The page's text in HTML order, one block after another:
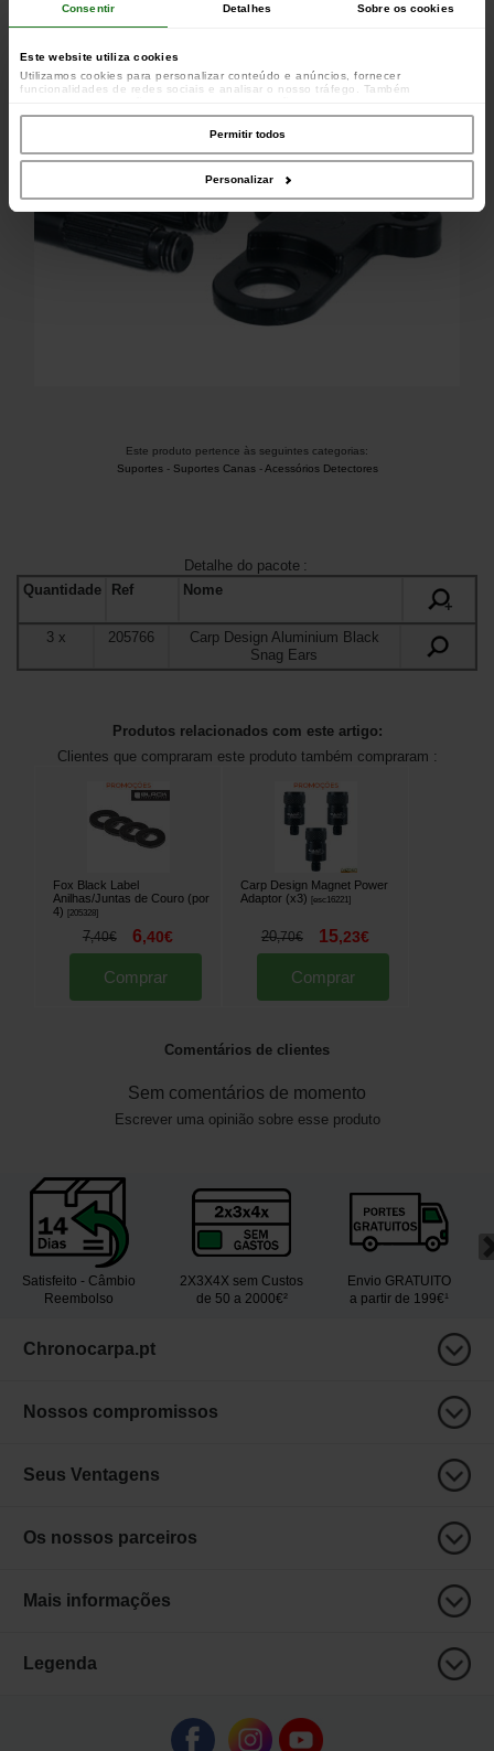
Consentir Detalhes Sobre os cookies
Este website utiliza cookies
Utilizamos cookies para personalizar conteúdo e anúncios, fornecer
funcionalidades de redes sociais e analisar o nosso tráfego. Também
parceiros de redes sociais, de publicidade e de análise, que as podem combinar
com outras informações que lhes forneceu ou recolhidas por estes a partir da
sua utilização dos respetivos serviços.
Permitir todos
Personalizar
Este produto pertence às seguintes categorias:
Suportes- Suportes Canas-Acessórios Detectores
Detalhe do pacote:
Quantidade
Ref
Nome
+
3x 205766
Carp Design Aluminium Black
Snag Ears
Produtos relacionados com este artigo:
Clientes que compraram este produto também compraram :
Fox Black Label
Anilhas/Juntas de Couro (por
4)
[205328]
7,40€ 6,40€
Comprar
Carp Design Magnet Power
Adaptor (x3)
[esc16221]
20,70€ 15,23€
Comprar
Comentários de clientes
Sem comentários de momento
Escrever uma opinião sobre esse produto
Satisfeito - Câmbio
Reembolso
2X3X4X sem Custos
de 50 a 2000€²
Envio GRATUITO
a partir de 199€¹
Chronocarpa.pt
Nossos compromissos
Seus Ventagens
Os nossos parceiros
Mais informações
Legenda